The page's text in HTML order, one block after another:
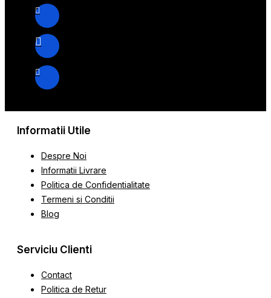
Informatii Utile
Despre Noi
Informatii Livrare
Politica de Confidentialitate
Termeni si Conditii
Blog
Serviciu Clienti
Contact
Politica de Retur